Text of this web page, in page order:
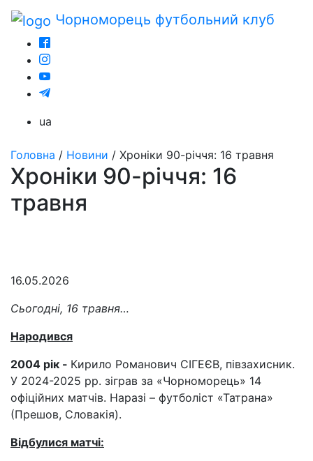
Чорноморець футбольний клуб
ua
Головна / Новини / Хроніки 90-річчя: 16 травня
Хроніки 90-річчя: 16
травня
16.05.2026
Сьогодні, 16 травня…
Народився
2004 рік - Кирило Романович СІГЕЄВ, півзахисник.
У 2024-2025 рр. зіграв за «Чорноморець» 14
офіційних матчів. Наразі – футболіст «Татрана»
(Прешов, Словакія).
Відбулися матчі: